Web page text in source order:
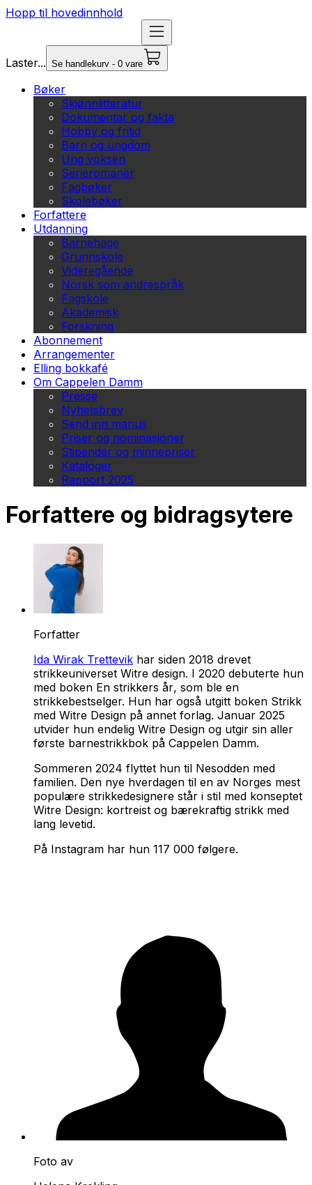
Hopp til hovedinnhold
Laster... Se handlekurv - 0 vare
Bøker
Skjønnlitteratur
Dokumentar og fakta
Hobby og fritid
Barn og ungdom
Ung voksen
Serieromaner
Fagbøker
Skolebøker
Forfattere
Utdanning
Barnehage
Grunnskole
Videregående
Norsk som andrespråk
Fagskole
Akademisk
Forskning
Abonnement
Arrangementer
Elling bokkafé
Om Cappelen Damm
Presse
Nyhetsbrev
Send inn manus
Priser og nominasjoner
Stipender og minnepriser
Kataloger
Rapport 2025
Forfattere og bidragsytere
Forfatter
Ida Wirak Trettevik har siden 2018 drevet
strikkeuniverset Witre design. I 2020 debuterte hun
med boken En strikkers år, som ble en
strikkebestselger. Hun har også utgitt boken Strikk
med Witre Design på annet forlag. Januar 2025
utvider hun endelig Witre Design og utgir sin aller
første barnestrikkbok på Cappelen Damm.
Sommeren 2024 flyttet hun til Nesodden med
familien. Den nye hverdagen til en av Norges mest
populære strikkedesignere står i stil med konseptet
Witre Design: kortreist og bærekraftig strikk med
lang levetid.
På Instagram har hun 117 000 følgere.
Foto av